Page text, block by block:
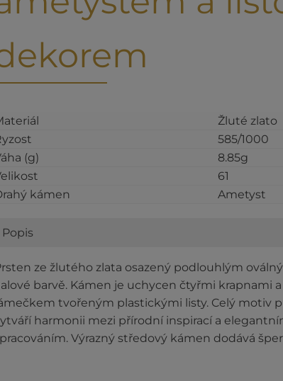
Žluté zlato
585/1000
(g)
8.85g
61
kámen
Ametyst
Popis
ze žlutého zlata osazený podlouhlým
barvě. Kámen je uchycen čtyřmi krapnami
tvořeným plastickými listy. Celý motiv
harmonii mezi přírodní inspirací a
Výrazný středový kámen dodává